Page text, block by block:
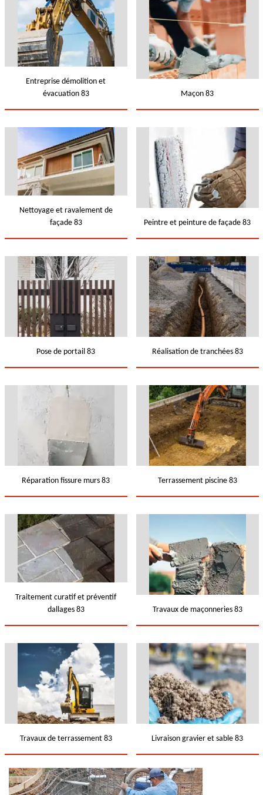
Entreprise démolition et
évacuation 83
Maçon 83
Nettoyage et ravalement de
façade 83
Peintre et peinture de façade 83
Pose de portail 83 Réalisation de tranchées 83
Réparation fissure murs 83 Terrassement piscine 83
Traitement curatif et préventif
dallages 83
Travaux de maçonneries 83
Travaux de terrassement 83 Livraison gravier et sable 83